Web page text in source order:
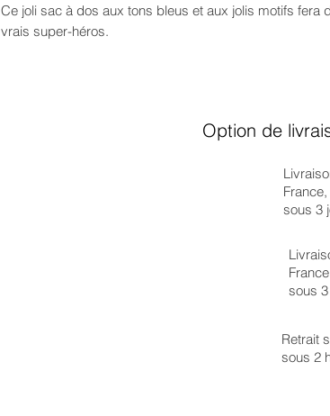
Ce joli sac à dos aux tons bleus et aux jolis motifs fera
vrais super-héros.
Option de
sous 3
sous
Retrait
sous 2